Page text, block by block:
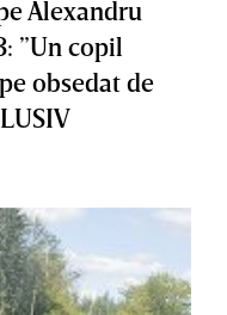
Alexandru
”Un copil
obsedat de